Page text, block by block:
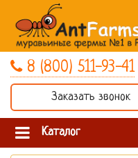
8 (800) 511-93-41
Заказать звонок
Каталог